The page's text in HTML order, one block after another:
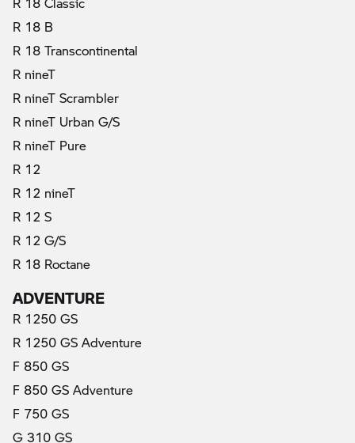
R 18 B
R 18 Transcontinental
R nineT
R nineT Scrambler
R nineT Urban G/S
R nineT Pure
R 12
R 12 nineT
R 12 S
R 12 G/S
R 18 Roctane
ADVENTURE
R 1250 GS
R 1250 GS Adventure
F 850 GS
F 850 GS Adventure
F 750 GS
G 310 GS